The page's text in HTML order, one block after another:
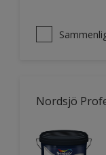
Nordsjö